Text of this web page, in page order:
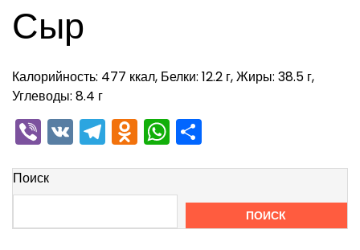
Сыр
Калорийность: 477 ккал, Белки: 12.2 г, Жиры: 38.5 г,
Углеводы: 8.4 г
Viber
VKTelegram
Odnoklassniki
WhatsApp
Поиск
ПОИСК